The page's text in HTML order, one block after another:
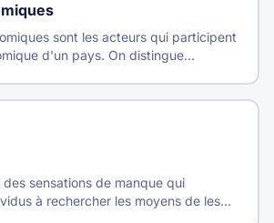
sont les acteurs qui participent
d'un pays. On distingue
des sensations de manque qui
à rechercher les moyens de les